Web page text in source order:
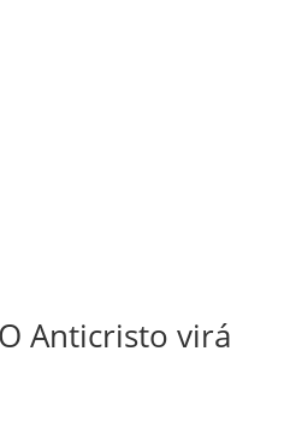
Anticristo virá